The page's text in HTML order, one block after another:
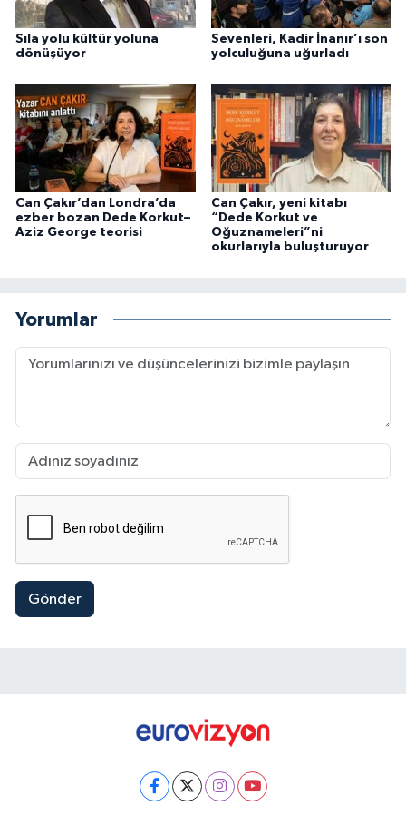
Sıla yolu kültür yoluna
dönüşüyor
Sevenleri, Kadir İnanır’ı son
yolculuğuna uğurladı
Can Çakır’dan Londra’da
ezber bozan Dede Korkut–
Aziz George teorisi
Can Çakır, yeni kitabı
“Dede Korkut ve
Oğuznameleri”ni
okurlarıyla buluşturuyor
Yorumlar
Gönder